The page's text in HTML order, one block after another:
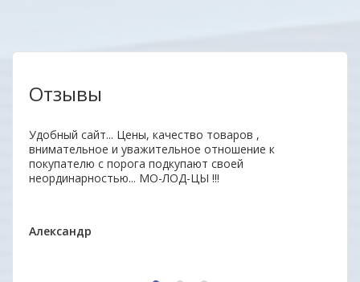
Отзывы
Удобный сайт... Цены, качество товаров ,
внимательное и уважительное отношение к
покупателю с порога подкупают своей
неординарностью... МО-ЛОД-ЦЫ !!!
Александр